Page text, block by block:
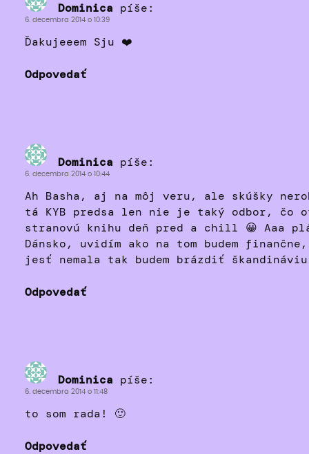
Dominica píše:
6. decembra 2014 o 10:39
Ďakujeeem Sju ❤️
Odpovedať
Dominica píše:
6. decembra 2014 o 10:44
Ah Basha, aj na môj veru, ale skúšky
tá KYB predsa len nie je taký odbor, čo
stranovú knihu deň pred a chill 😀 Aaa
Dánsko, uvidím ako na tom budem
jesť nemala tak budem brázdiť
Odpovedať
Dominica píše:
6. decembra 2014 o 11:48
to som rada! 🙂
Odpovedať